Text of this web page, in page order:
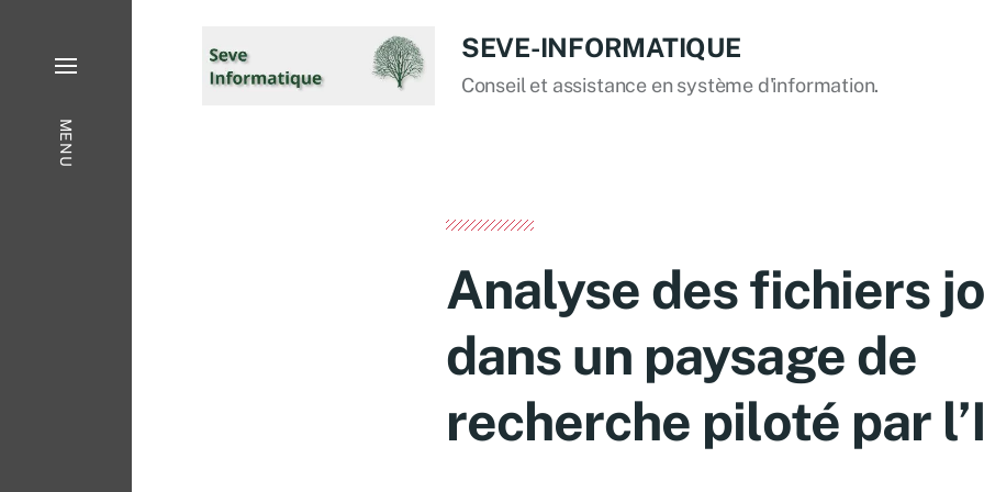
MENU
SEVE-INFORMATIQUE
Conseil et assistance en système d'information.
Analyse des fichiers
dans un paysage de
recherche piloté par